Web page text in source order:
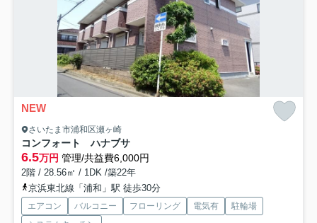
NEW
さいたま市浦和区瀬ヶ崎
コンフォート ハナブサ
6.5万円 管理/共益費6,000円
2階 / 28.56㎡ / 1DK /築22年
京浜東北線「浦和」駅 徒歩30分
エアコン バルコニー フローリング 電気有
駐輪場